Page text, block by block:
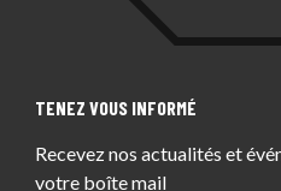
TENEZ VOUS INFORMÉ
Recevez nos actualités et
votre boîte mail